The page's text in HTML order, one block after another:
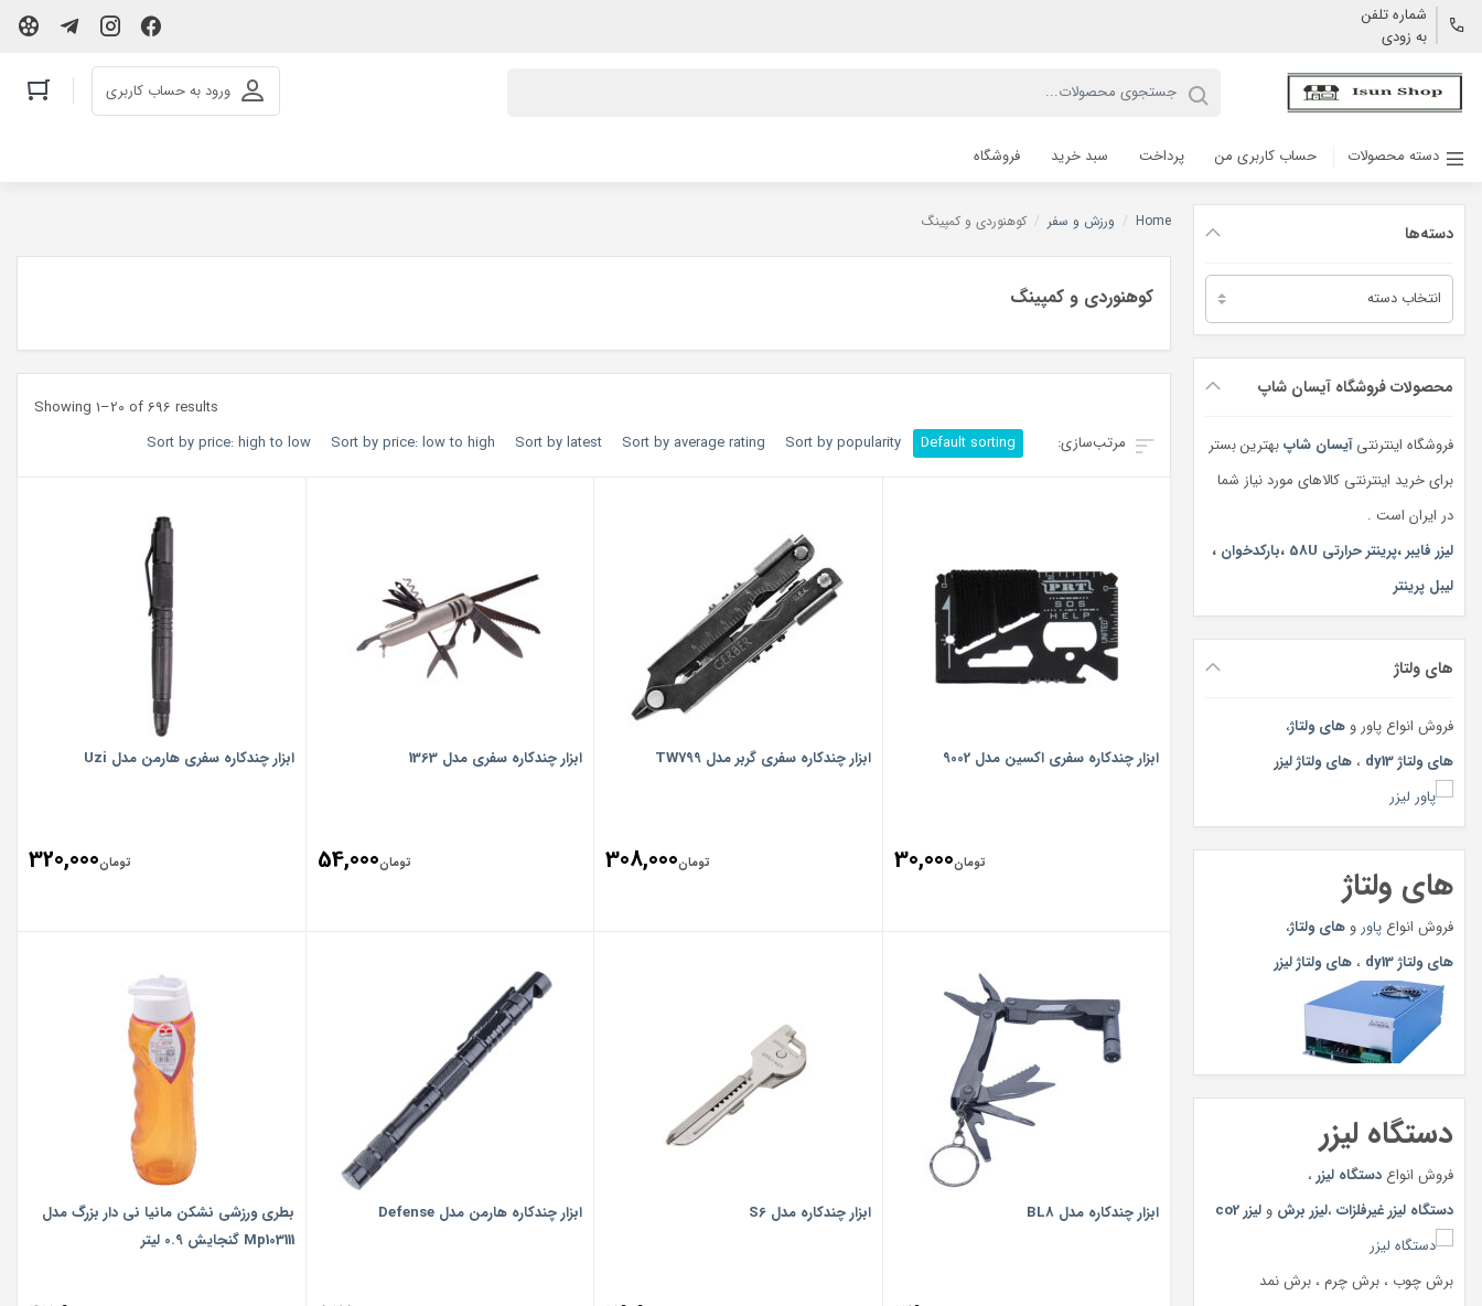
شماره تلفن
به زودی
ورود به حساب کاربری
دسته محصولات حساب کاربری من پرداخت سبد خرید فروشگاه
دسته‌ها
دسته‌ها
محصولات فروشگاه آیسان شاپ
فروشگاه اینترنتیآیسان شاپبهترین بستر
برای خرید اینترنتی کالاهای مورد نیاز شما
در ایران است .
لیزر فایبر،پرینتر حرارتی 58U ،بارکدخوان ،
لیبل پرینتر
های ولتاژ
فروش انواع پاور و های ولتاژ،
های ولتاژ dy13
، های ولتاژ لیزر
های ولتاژ
فروش انواع پاور و های ولتاژ،
های ولتاژ dy13
، های ولتاژ لیزر
دستگاه لیزر
فروش انواع دستگاه لیزر ،
دستگاه لیزر غیرفلزات ،لیزر برش و لیزر co2
برش چوب ، برش چرم ، برش نمد
Home
/ ورزش و سفر / کوهنوردی و کمپینگ
کوهنوردی و کمپینگ
Showing 1–20 of 696 results
Default sorting
Sort by popularity
Sort by average rating
Sort by latest
Sort by price: low to high
Sort by price: high to low
ابزار چندکاره سفری اکسین مدل 9002
تومان30,000
ابزار چندکاره سفری گربر مدل TW799
تومان308,000
ابزار چندکاره سفری مدل 1363
تومان54,000
ابزار چندکاره سفری هارمن مدل Uzi
تومان320,000
ابزار چندکاره مدل BL8 ابزار چندکاره مدل S6 ابزار چندکاره هارمن مدل Defense
بطری ورزشی نشکن مانیا نی دار بزرگ مدل
Mp103111 گنجایش 0.9 لیتر